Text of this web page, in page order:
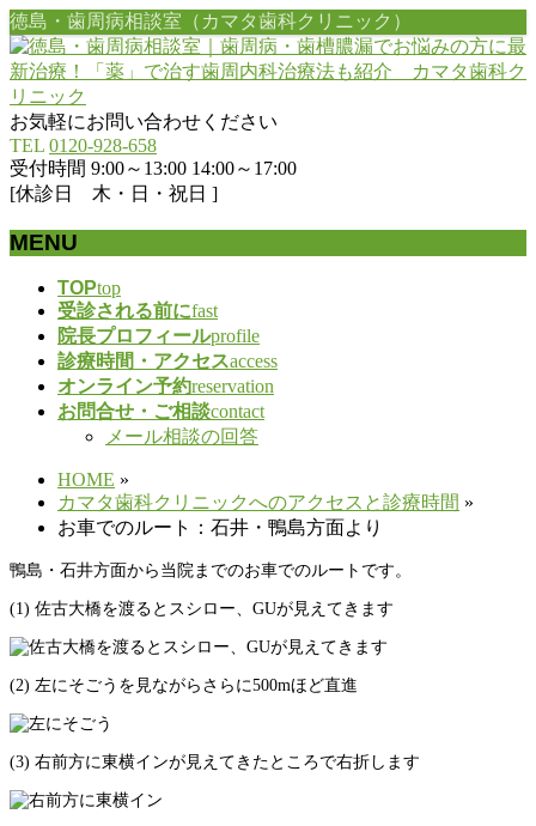
徳島・歯周病相談室（カマタ歯科クリニック）
お気軽にお問い合わせください
TEL 0120-928-658
受付時間 9:00～13:00 14:00～17:00
[休診日 木・日・祝日 ]
MENU
TOPtop
受診される前にfast
院長プロフィールprofile
診療時間・アクセスaccess
オンライン予約reservation
お問合せ・ご相談contact
メール相談の回答
HOME »
カマタ歯科クリニックへのアクセスと診療時間 »
お車でのルート：石井・鴨島方面より
鴨島・石井方面から当院までのお車でのルートです。
(1) 佐古大橋を渡るとスシロー、GUが見えてきます
(2) 左にそごうを見ながらさらに500mほど直進
(3) 右前方に東横インが見えてきたところで右折します